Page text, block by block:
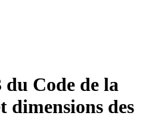
Code de la
dimensions des